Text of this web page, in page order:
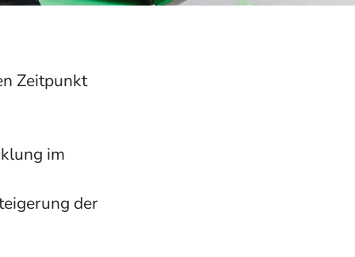
Zeitpunkt
im
der